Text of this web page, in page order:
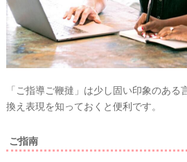
「ご指導ご鞭撻」は少し固い印象のあ
換え表現を知っておくと便利です。
ご指南